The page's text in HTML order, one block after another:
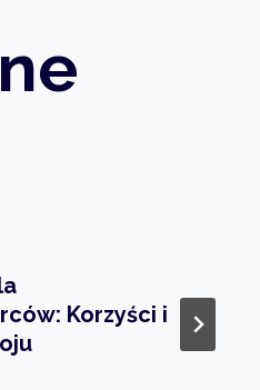
Korzyści i